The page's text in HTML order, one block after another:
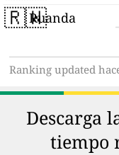
🇷🇼Ruanda
Ranking updated
Descarga
tiempo